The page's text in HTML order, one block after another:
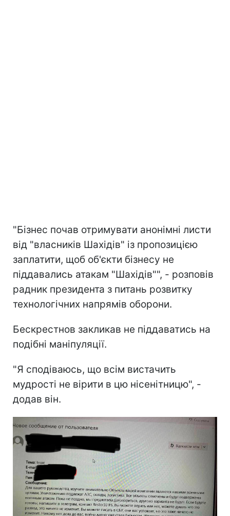
"Бізнес почав отримувати анонімні листи
від "власників Шахідів" із пропозицією
заплатити, щоб об'єкти бізнесу не
піддавались атакам "Шахідів"", - розповів
радник президента з питань розвитку
технологічних напрямів оборони.
Бескрестнов закликав не піддаватись на
подібні маніпуляції.
"Я сподіваюсь, що всім вистачить
мудрості не вірити в цю нісенітницю", -
додав він.